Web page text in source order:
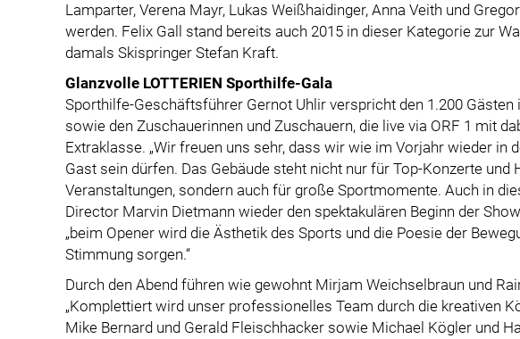
Lamparter, Verena Mayr, Lukas Weißhaidinger, Anna Veith und
werden. Felix Gall stand bereits auch 2015 in dieser Kategorie zur
damals Skispringer Stefan Kraft.
Glanzvolle LOTTERIEN Sporthilfe-Gala
Sporthilfe-Geschäftsführer Gernot Uhlir verspricht den 1.200 Gästen
sowie den Zuschauerinnen und Zuschauern, die live via ORF 1 mit
Extraklasse. „Wir freuen uns sehr, dass wir wie im Vorjahr wieder in
Gast sein dürfen. Das Gebäude steht nicht nur für Top-Konzerte und
Veranstaltungen, sondern auch für große Sportmomente. Auch in
Director Marvin Dietmann wieder den spektakulären Beginn der
„beim Opener wird die Ästhetik des Sports und die Poesie der
Stimmung sorgen.“
Durch den Abend führen wie gewohnt Mirjam Weichselbraun und
„Komplettiert wird unser professionelles Team durch die kreativen
Mike Bernard und Gerald Fleischhacker sowie Michael Kögler und